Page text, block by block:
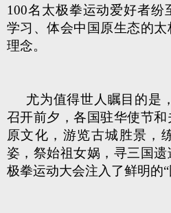
100名太极拳运动爱好者纷
学习、体会中国原生态的
理念。
尤为值得世人瞩目的是
召开前夕，各国驻华使节
原文化，游览古城胜景，
姿，祭始祖女娲，寻三国
极拳运动大会注入了鲜明的“